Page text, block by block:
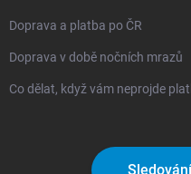
Doprava a platba po ČR
Doprava v době nočních mrazů
Co dělat, když vám neprojde